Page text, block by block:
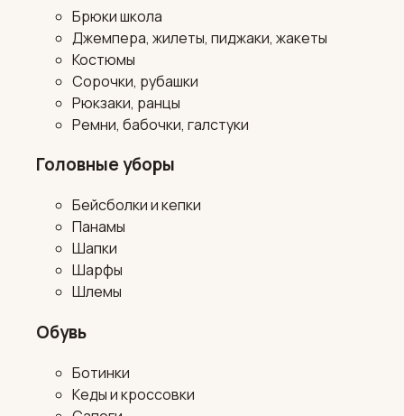
Брюки школа
Джемпера, жилеты, пиджаки, жакеты
Костюмы
Сорочки, рубашки
Рюкзаки, ранцы
Ремни, бабочки, галстуки
Головные уборы
Бейсболки и кепки
Панамы
Шапки
Шарфы
Шлемы
Обувь
Ботинки
Кеды и кроссовки